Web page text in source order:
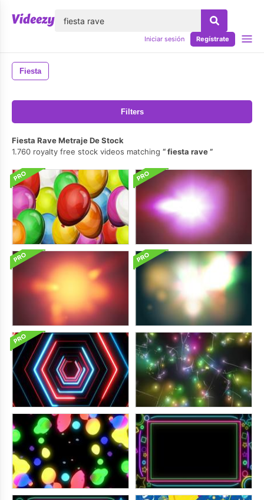
Iniciar sesión Regístrate
Fiesta
Filters
Fiesta Rave Metraje De Stock
1.760 royalty free stock videos matching
fiesta rave